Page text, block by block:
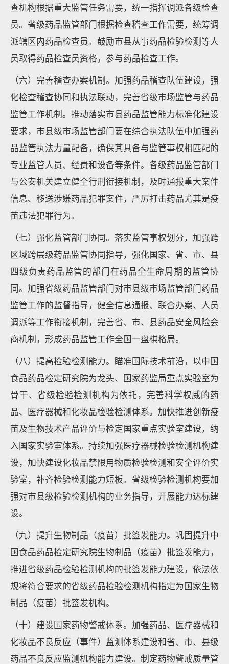
查机构根据重大监管任务需要，统一指挥调派各级检查
员。省级药品监管部门根据检查稽查工作需要，统筹调
派辖区内药品检查员。鼓励市县从事药品检验检测等人
员取得药品检查员资格，参与药品检查工作。
（六）完善稽查办案机制。加强药品稽查队伍建设，强
化检查稽查协同和执法联动，完善省级市场监管与药品
监管工作机制。推动落实市县药品监管能力标准化建设
要求，市县级市场监管部门要在综合执法队伍中加强药
品监管执法力量配备，确保其具备与监管事权相匹配的
专业监管人员、经费和设备等条件。各级药品监管部门
与公安机关建立健全行刑衔接机制，及时通报重大案件
信息、移送涉嫌药品犯罪案件，严厉打击药品尤其是疫
苗违法犯罪行为。
（七）强化监管部门协同。落实监管事权划分，加强跨
区域跨层级药品监管协同指导，强化国家、省、市、县
四级负责药品监管的部门在药品全生命周期的监管协
同。加强省级药品监管部门对市县级市场监管部门药品
监管工作的监督指导，健全信息通报、联合办案、人员
调派等工作衔接机制，完善省、市、县药品安全风险会
商机制，形成药品监管工作全国一盘棋格局。
（八）提高检验检测能力。瞄准国际技术前沿，以中国
食品药品检定研究院为龙头、国家药监局重点实验室为
骨干、省级检验检测机构为依托，完善科学权威的药
品、医疗器械和化妆品检验检测体系。加快推进创新疫
苗及生物技术产品评价与检定国家重点实验室建设，纳
入国家实验室体系。持续加强医疗器械检验检测机构建
设，加快建设化妆品禁限用物质检验检测和安全评价实
验室，补齐检验检测能力短板。省级检验检测机构要加
强对市县级检验检测机构的业务指导，开展能力达标建
设。
（九）提升生物制品（疫苗）批签发能力。巩固提升中
国食品药品检定研究院生物制品（疫苗）批签发能力，
推进省级药品检验检测机构的批签发能力建设，依法依
规将符合要求的省级药品检验检测机构指定为国家生物
制品（疫苗）批签发机构。
（十）建设国家药物警戒体系。加强药品、医疗器械和
化妆品不良反应（事件）监测体系建设和省、市、县级
药品不良反应监测机构能力建设。制定药物警戒质量管